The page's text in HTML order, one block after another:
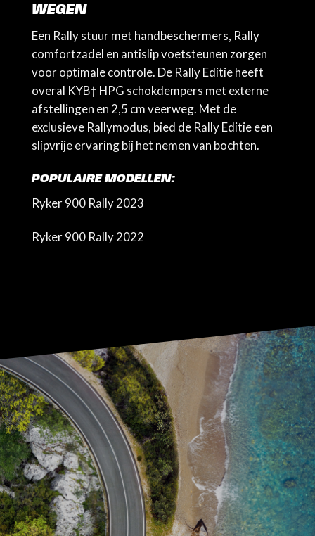
WEGEN
Een Rally stuur met handbeschermers, Rally
comfortzadel en antislip voetsteunen zorgen
voor optimale controle. De Rally Editie heeft
overal KYB† HPG schokdempers met externe
afstellingen en 2,5 cm veerweg. Met de
exclusieve Rallymodus, bied de Rally Editie een
slipvrije ervaring bij het nemen van bochten.
POPULAIRE MODELLEN:
Ryker 900 Rally 2023
Ryker 900 Rally 2022